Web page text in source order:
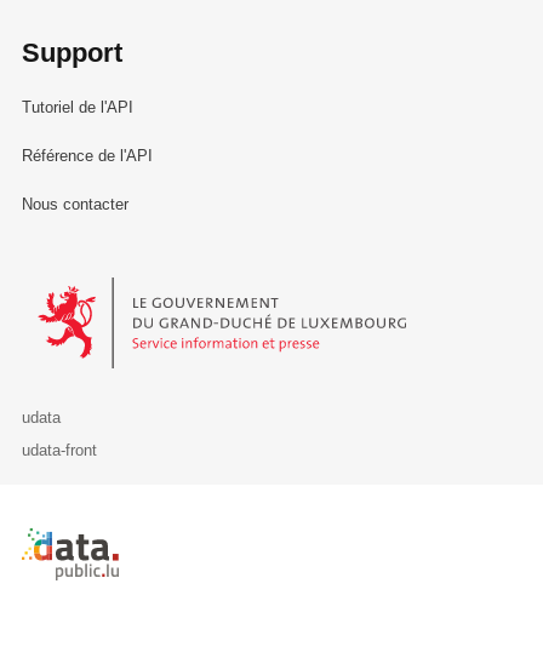
Support
Tutoriel de l'API
Référence de l'API
Nous contacter
Le Gouvernement du Grand-Duché de Luxembourg - Service
udata
udata-front
Retour à l'accueil de data.public.lu